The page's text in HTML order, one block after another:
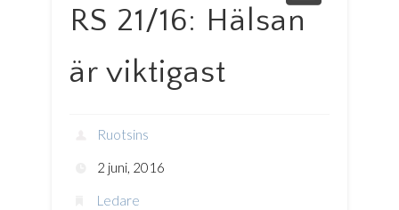
RS 21/16: Hälsan
är viktigast
Ruotsins
2 juni, 2016
Ledare